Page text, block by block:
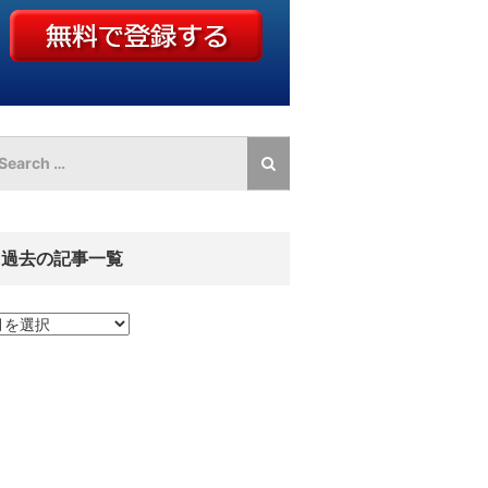
過去の記事一覧